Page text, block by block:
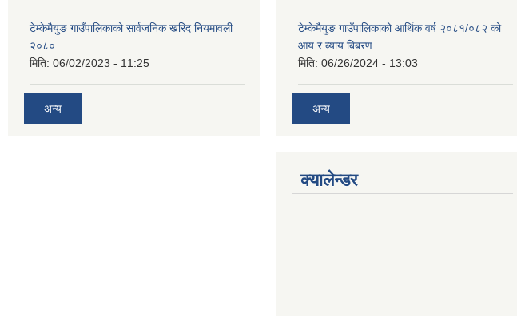
टेम्केमैयुङ गाउँपालिकाको सार्वजनिक खरिद नियमावली
२०८०
मिति: 06/02/2023 - 11:25
अन्य
टेम्केमैयुङ गाउँपालिकाको आर्थिक वर्ष २०८१/०८२ को
आय र ब्याय बिबरण
मिति: 06/26/2024 - 13:03
अन्य
क्यालेन्डर